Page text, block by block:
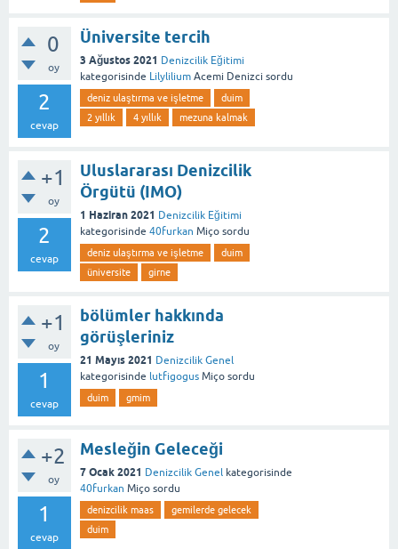
0
oy
2
cevap
Üniversite tercih
3 Ağustos 2021 Denizcilik Eğitimi
kategorisinde Lilylilium Acemi Denizci sordu
deniz ulaştırma ve işletme
duim
2 yıllık
4 yıllık mezuna kalmak
+1
oy
2
cevap
Uluslararası Denizcilik
Örgütü (IMO)
1 Haziran 2021 Denizcilik Eğitimi
kategorisinde 40furkan Miço sordu
deniz ulaştırma ve işletme
duim
üniversite
girne
+1
oy
1
cevap
bölümler hakkında
görüşleriniz
21 Mayıs 2021 Denizcilik Genel
kategorisinde lutfigogus Miço sordu
duim gmim
+2
oy
1
cevap
Mesleğin Geleceği
7 Ocak 2021 Denizcilik Genel kategorisinde
40furkan Miço sordu
denizcilik maas
gemilerde gelecek
duim